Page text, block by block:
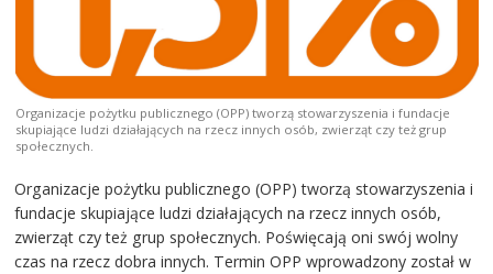
Organizacje pożytku publicznego (OPP) tworzą stowarzyszenia i fundacje
skupiające ludzi działających na rzecz innych osób, zwierząt czy też grup
społecznych.
Organizacje pożytku publicznego (OPP) tworzą stowarzyszenia i
fundacje skupiające ludzi działających na rzecz innych osób,
zwierząt czy też grup społecznych. Poświęcają oni swój wolny
czas na rzecz dobra innych. Termin OPP wprowadzony został w